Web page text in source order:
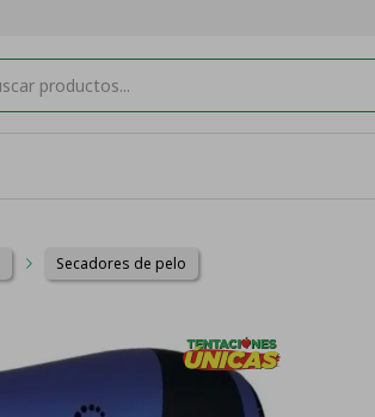
Secadores de pelo